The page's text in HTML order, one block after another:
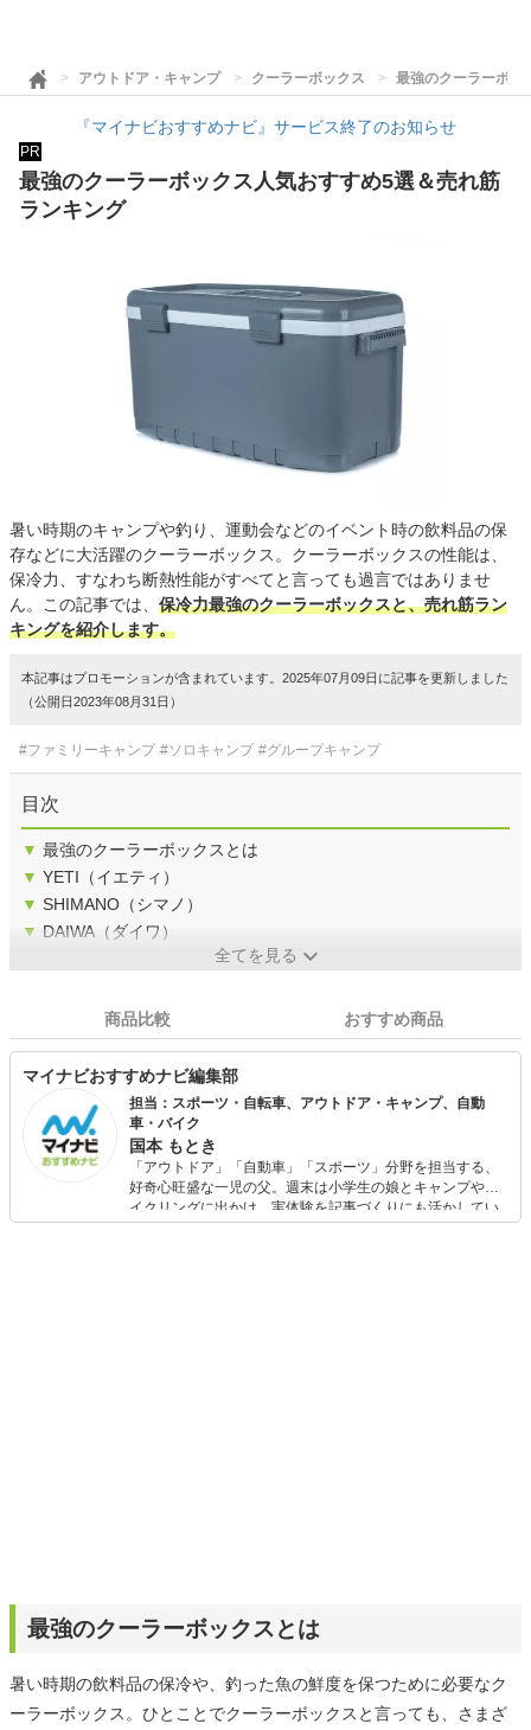
アウトドア・キャンプ クーラーボックス 最強のクーラーボッ
『マイナビおすすめナビ』サービス終了のお知らせ
PR
最強のクーラーボックス人気おすすめ5選＆売れ筋
ランキング
暑い時期のキャンプや釣り、運動会などのイベント時の飲料品の保
存などに大活躍のクーラーボックス。クーラーボックスの性能は、
保冷力、すなわち断熱性能がすべてと言っても過言ではありませ
ん。この記事では、 保冷力最強のクーラーボックスと、売れ筋ラン
キングを紹介します。
本記事はプロモーションが含まれています。2025年07月09日に記事を更新しました
（公開日2023年08月31日）
#ファミリーキャンプ #ソロキャンプ #グループキャンプ
目次
▼ 最強のクーラーボックスとは
▼ YETI（イエティ）
▼ SHIMANO（シマノ）
▼ DAIWA（ダイワ）
全てを見る
商品比較 おすすめ商品
マイナビおすすめナビ編集部
担当：スポーツ・自転車、アウトドア・キャンプ、自動
車・バイク
国本 もとき
「アウトドア」「自動車」「スポーツ」分野を担当する、
好奇心旺盛な一児の父。週末は小学生の娘とキャンプやサ
イクリングに出かけ、実体験を記事づくりにも活かしてい
ます。読者の「知りたい」を分かりやすく届けることをモ
最強のクーラーボックスとは
暑い時期の飲料品の保冷や、釣った魚の鮮度を保つために必要なク
ーラーボックス。ひとことでクーラーボックスと言っても、さまざ